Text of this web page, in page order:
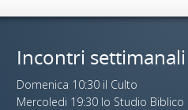
Incontri settimanali
Domenica 10:30 il Culto
Mercoledi 19:30 lo Studio Biblico